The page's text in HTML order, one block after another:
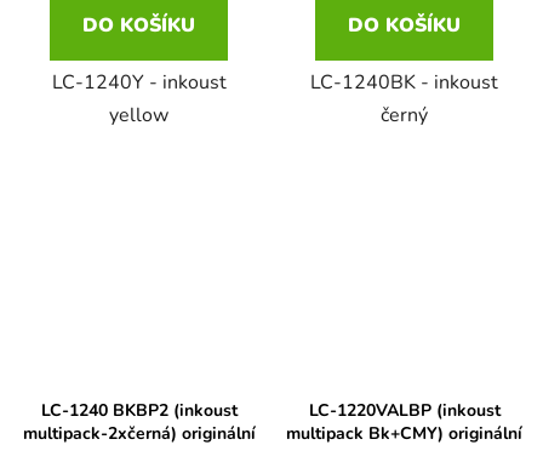
DCP-8070
DCP-8070D
DCP-8110
Brother DCP-7055
Brother DCP-7055W
Brother DCP-7060D
DO KOŠÍKU
LC-1240Y - inkoust
yellow
DO KOŠÍKU
LC-1240BK - inkoust
černý
LC-1240 BKBP2 (inkoust
multipack-2xčerná) originální
LC-1220VALBP (inkoust
multipack Bk+CMY) originální